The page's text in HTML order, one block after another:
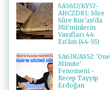
SA5617/KY57-
AHCZD81: Sûre
Sûre Kur'an'da
Mü'minlerin
Vasıfları 44:
En'âm (44-55)
SA638/AS52: 'One
Minute'
Fenomeni -
Recep Tayyip
Erdoğan